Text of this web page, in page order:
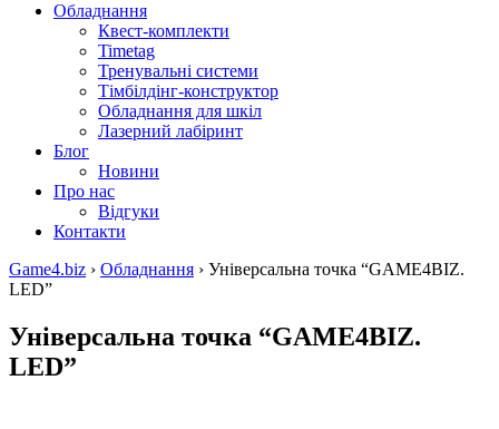
Обладнання
Квест-комплекти
Timetag
Тренувальні системи
Тімбілдінг-конструктор
Обладнання для шкіл
Лазерний лабіринт
Блог
Новини
Про нас
Відгуки
Контакти
Game4.biz › Обладнання › Універсальна точка “GAME4BIZ.
LED”
Універсальна точка “GAME4BIZ.
LED”